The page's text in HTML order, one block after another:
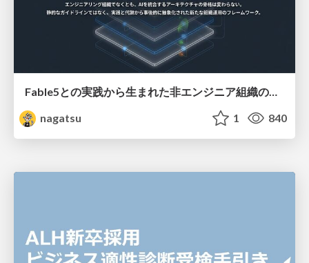
Fable5との実践から生まれた非エンジニア組織のループエンジニアリング
nagatsu
1 840